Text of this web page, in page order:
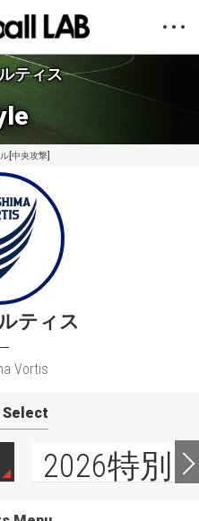
ティス
[中央攻撃]
ティス
Vortis
Select
2026特別